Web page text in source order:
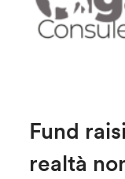
Fund
realtà